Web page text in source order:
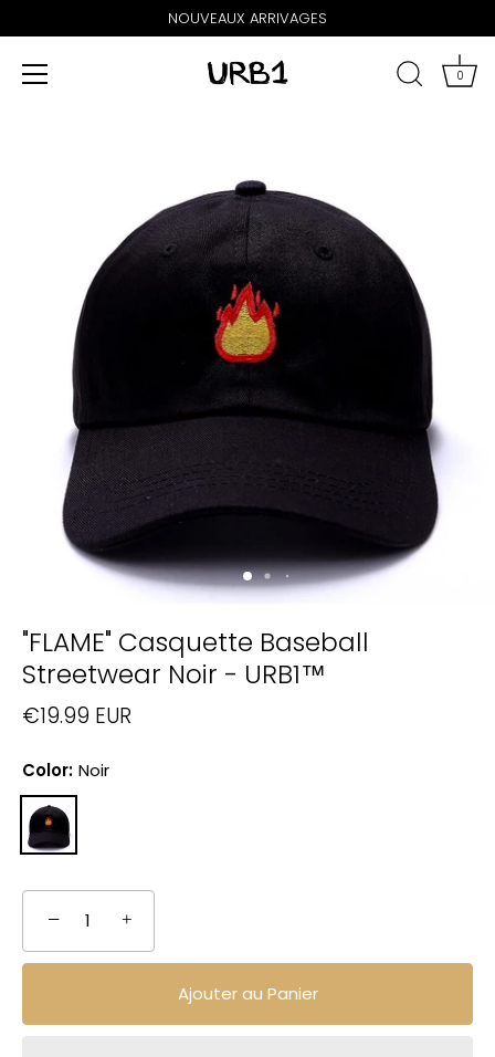
NOUVEAUX ARRIVAGES
0
"FLAME" Casquette Baseball
Streetwear Noir - URB1™
€19.99 EUR
Color: Noir
− +
Ajouter au Panier